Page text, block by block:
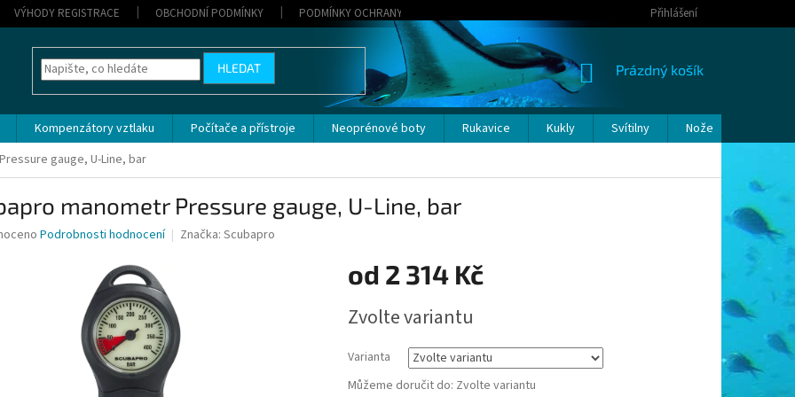
VÝHODY REGISTRACE OBCHODNÍ PODMÍNKY PODMÍNKY OCHRANY OSOBNÍCH ÚDAJŮ Přihlášení
HLEDAT
NÁKUPNÍ
Prázdný košík
Kompenzátory vztlaku Počítače a přístroje Neoprénové boty Rukavice Kukly Svítilny Nože
gauge, U-Line, bar
manometr Pressure gauge, U-Line, bar
Podrobnosti hodnocení Značka: Scubapro
od 2 314 Kč
cena:
Zvolte variantu
Varianta
Můžeme doručit do: Zvolte variantu